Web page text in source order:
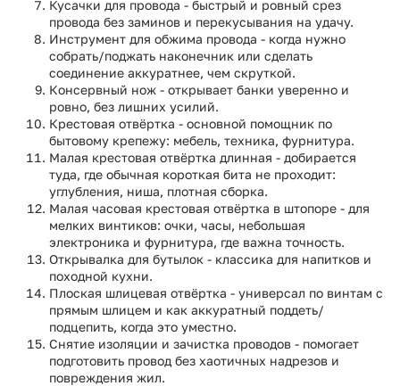
Кусачки для провода - быстрый и ровный срез
провода без заминов и перекусывания на удачу.
Инструмент для обжима провода - когда нужно
собрать/поджать наконечник или сделать
соединение аккуратнее, чем скруткой.
Консервный нож - открывает банки уверенно и
ровно, без лишних усилий.
Крестовая отвёртка - основной помощник по
бытовому крепежу: мебель, техника, фурнитура.
Малая крестовая отвёртка длинная - добирается
туда, где обычная короткая бита не проходит:
углубления, ниша, плотная сборка.
Малая часовая крестовая отвёртка в штопоре - для
мелких винтиков: очки, часы, небольшая
электроника и фурнитура, где важна точность.
Открывалка для бутылок - классика для напитков и
походной кухни.
Плоская шлицевая отвёртка - универсал по винтам с
прямым шлицем и как аккуратный поддеть/
подцепить, когда это уместно.
Снятие изоляции и зачистка проводов - помогает
подготовить провод без хаотичных надрезов и
повреждения жил.